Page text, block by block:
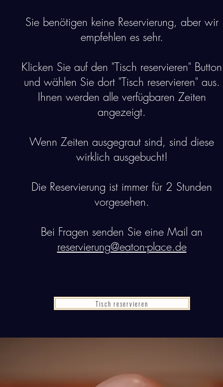
Sie benötigen keine Reservierung, aber wir
empfehlen es sehr.
Klicken Sie auf den "Tisch reservieren" Button
und wählen Sie dort "Tisch reservieren" aus.
Ihnen werden alle verfügbaren Zeiten
angezeigt.
Wenn Zeiten ausgegraut sind, sind diese
wirklich ausgebucht!
Die Reservierung ist immer für 2 Stunden
vorgesehen.
Bei Fragen senden Sie eine Mail an
reservierung@eaton-place.de
Tisch reservieren